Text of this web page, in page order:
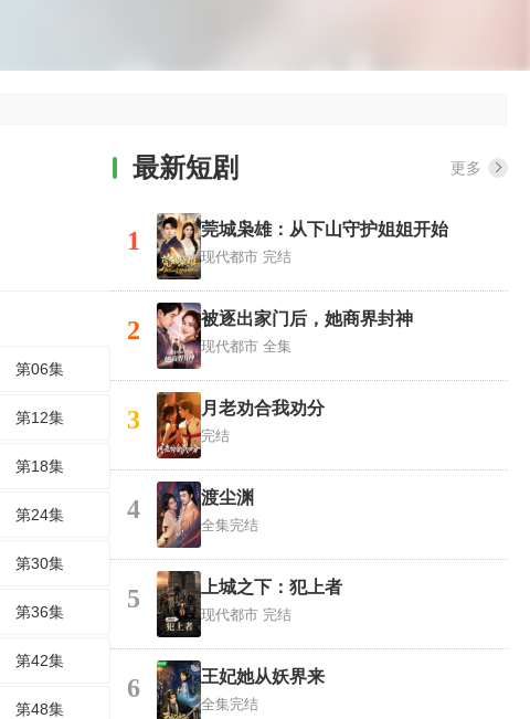
第06集
第12集
第18集
第24集
第30集
第36集
第42集
第48集
最新短剧 更多
1 莞城枭雄：从下山守护姐姐开始
现代都市 完结
2 被逐出家门后，她商界封神
现代都市 全集
3 月老劝合我劝分
完结
4 渡尘渊
全集完结
5 上城之下：犯上者
现代都市 完结
6 王妃她从妖界来
全集完结